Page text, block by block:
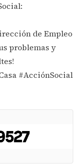
de Empleo
problemas y
#AcciónSocial